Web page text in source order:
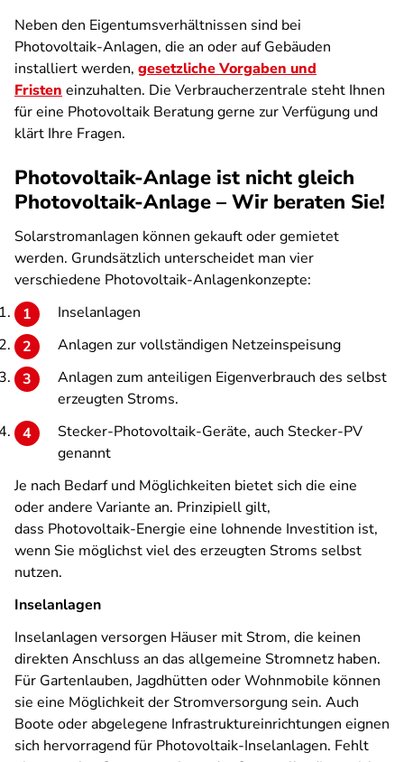
Neben den Eigentumsverhältnissen sind bei
Photovoltaik-Anlagen, die an oder auf Gebäuden
installiert werden, gesetzliche Vorgaben und
Fristen einzuhalten. Die Verbraucherzentrale steht Ihnen
für eine Photovoltaik Beratung gerne zur Verfügung und
klärt Ihre Fragen.
Photovoltaik-Anlage ist nicht gleich
Photovoltaik-Anlage – Wir beraten Sie!
Solarstromanlagen können gekauft oder gemietet
werden. Grundsätzlich unterscheidet man vier
verschiedene Photovoltaik-Anlagenkonzepte:
Inselanlagen
Anlagen zur vollständigen Netzeinspeisung
Anlagen zum anteiligen Eigenverbrauch des selbst
erzeugten Stroms.
Stecker-Photovoltaik-Geräte, auch Stecker-PV
genannt
Je nach Bedarf und Möglichkeiten bietet sich die eine
oder andere Variante an. Prinzipiell gilt,
dass Photovoltaik-Energie eine lohnende Investition ist,
wenn Sie möglichst viel des erzeugten Stroms selbst
nutzen.
Inselanlagen
Inselanlagen versorgen Häuser mit Strom, die keinen
direkten Anschluss an das allgemeine Stromnetz haben.
Für Gartenlauben, Jagdhütten oder Wohnmobile können
sie eine Möglichkeit der Stromversorgung sein. Auch
Boote oder abgelegene Infrastruktureinrichtungen eignen
sich hervorragend für Photovoltaik-Inselanlagen. Fehlt